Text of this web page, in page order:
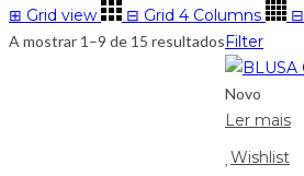
⊞ Grid view ⊟ Grid 4 Columns ⊟
A mostrar 1–9 de 15 resultadosFilter
Novo
Ler mais
Wishlist